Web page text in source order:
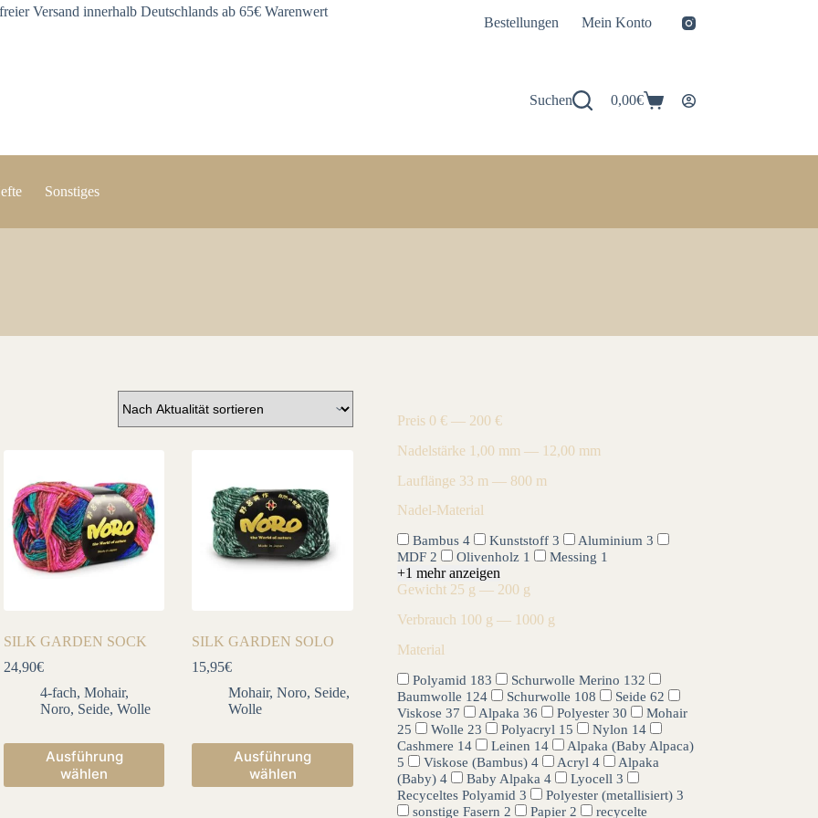
Versand innerhalb Deutschlands ab 65€ Warenwert
Bestellungen Mein Konto
Suchen Warenkorb
0,00€
Sonstiges
SILK GARDEN SOCK
24,90€
4-fach,Mohair,
Noro, Seide,Wolle
Ausführung
wählen
Dieses
Produkt
weist
SILK GARDEN SOLO
15,95€
Mohair,Noro, Seide,
Wolle
Ausführung
wählen
Dieses
Produkt
weist
Preis 0 € — 200 €
Nadelstärke 1,00 mm — 12,00 mm
Lauflänge 33 m — 800 m
Nadel-Material
Bambus 4 Kunststoff 3 Aluminium 3
MDF 2 Olivenholz 1 Messing 1
+1 mehr anzeigen
Gewicht 25 g — 200 g
Verbrauch 100 g — 1000 g
Material
Polyamid 183 Schurwolle Merino 132
Baumwolle 124 Schurwolle 108 Seide 62
Viskose 37 Alpaka 36 Polyester 30
Mohair
25
Wolle 23 Polyacryl 15 Nylon 14
Cashmere 14 Leinen 14
Alpaka (Baby Alpaca)
5
Viskose (Bambus) 4 Acryl 4
Alpaka
(Baby) 4 Baby Alpaka 4 Lyocell 3
Recyceltes Polyamid 3 Polyester (metallisiert) 3
sonstige Fasern 2 Papier 2
recycelte